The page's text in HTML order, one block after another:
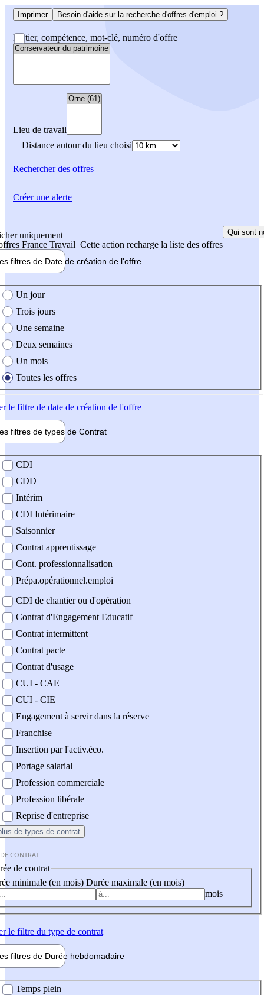
Imprimer Besoin d'aide sur la recherche d'offres d'emploi ?
Métier, compétence, mot-clé, numéro d'offre
Lieu de travail
Distance autour du lieu choisi
Rechercherdes offres
uniquement
France Travail Cette action recharge la liste des offres
Qui sont
filtres de Date de création de l'offre
création de l'offre
Un jour
Trois jours
Une semaine
Deux semaines
Un mois
Toutes les offres
le filtre de date de création de l'offre
filtres de types de Contrat
contrat
CDI
CDD
Intérim
CDI Intérimaire
Saisonnier
Contrat apprentissage
Cont. professionnalisation
Prépa.opérationnel.emploi
CDI de chantier ou d'opération
Contrat d'Engagement Educatif
Contrat intermittent
Contrat pacte
Contrat d'usage
CUI - CAE
CUI - CIE
Engagement à servir dans la réserve
Franchise
Insertion par l'activ.éco.
Portage salarial
Profession commerciale
Profession libérale
Reprise d'entreprise
de types de contrat
CONTRAT
de contrat
minimale (en mois) Durée maximale (en mois)
mois
le filtre du type de contrat
filtres de Durée hebdomadaire
Temps plein
Créer une alerte